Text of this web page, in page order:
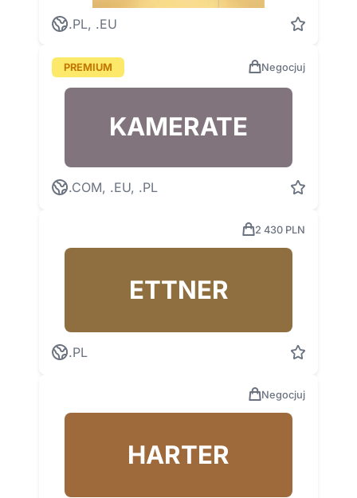
.PL, .EU
PREMIUM Negocjuj
KAMERATE
.COM, .EU, .PL
2 430 PLN
ETTNER
.PL
Negocjuj
HARTER